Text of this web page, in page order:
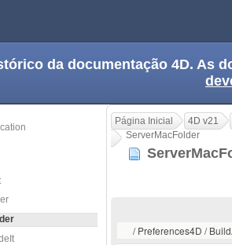
da documentação 4D. As
Página Inicial
4D v21
ServerMacFolder
/ Preferences4D /